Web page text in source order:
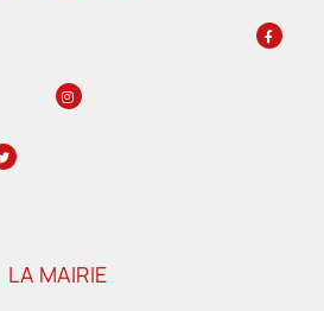
LA MAIRIE